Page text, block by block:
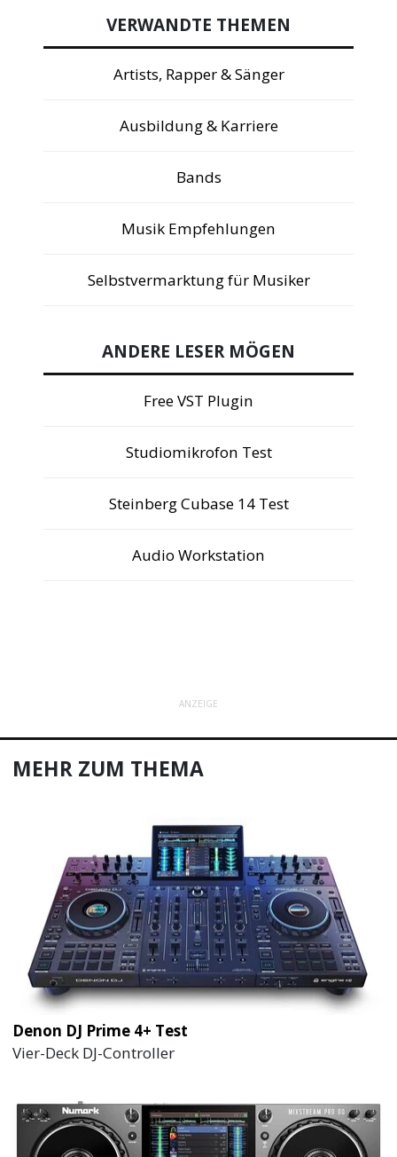
VERWANDTE THEMEN
Artists, Rapper & Sänger
Ausbildung & Karriere
Bands
Musik Empfehlungen
Selbstvermarktung für Musiker
ANDERE LESER MÖGEN
Free VST Plugin
Studiomikrofon Test
Steinberg Cubase 14 Test
Audio Workstation
ANZEIGE
MEHR ZUM THEMA
Denon DJ Prime 4+ Test
Vier-Deck DJ-Controller